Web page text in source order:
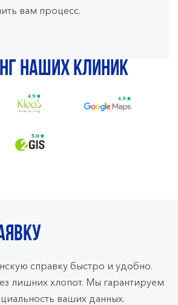
вам процесс.
наших клиник
справку быстро и удобно.
лишних хлопот. Мы гарантируем
ваших данных.